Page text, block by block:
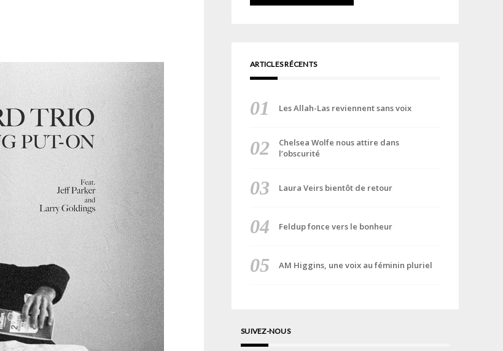
ARTICLES RÉCENTS
Les Allah-Las reviennent sans voix
Chelsea Wolfe nous attire dans
l’obscurité
Laura Veirs bientôt de retour
Feldup fonce vers le bonheur
AM Higgins, une voix au féminin pluriel
SUIVEZ-NOUS